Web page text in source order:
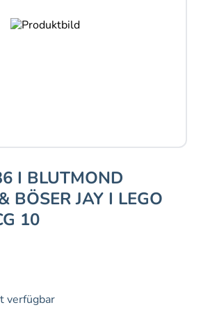
I BLUTMOND
BÖSER JAY I LEGO
10
verfügbar